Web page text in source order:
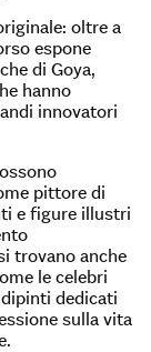
oltre a
espone
di Goya,
hanno
innovatori
pittore di
e figure illustri
trovano anche
le celebri
dedicati
sulla vita